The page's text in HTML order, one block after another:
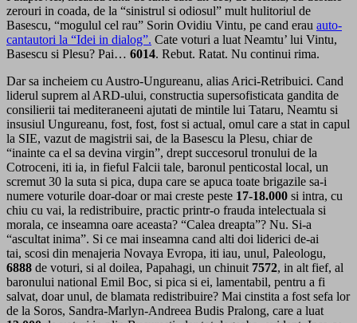
zerouri in coada, de la “sinistrul si odiosul” mult hulitoriul de
Basescu, “mogulul cel rau” Sorin Ovidiu Vintu, pe cand erau auto-
cantautori la “Idei in dialog”. Cate voturi a luat Neamtu’ lui Vintu,
Basescu si Plesu? Pai… 6014. Rebut. Ratat. Nu continui rima.
Dar sa incheiem cu Austro-Ungureanu, alias Arici-Retribuici. Cand
liderul suprem al ARD-ului, constructia supersofisticata gandita de
consilierii tai mediteraneeni ajutati de mintile lui Tataru, Neamtu si
insusiul Ungureanu, fost, fost, fost si actual, omul care a stat in capul
la SIE, vazut de magistrii sai, de la Basescu la Plesu, chiar de
“inainte ca el sa devina virgin”, drept succesorul tronului de la
Cotroceni, iti ia, in fieful Falcii tale, baronul penticostal local, un
scremut 30 la suta si pica, dupa care se apuca toate brigazile sa-i
numere voturile doar-doar or mai creste peste 17-18.000 si intra, cu
chiu cu vai, la redistribuire, practic printr-o frauda intelectuala si
morala, ce inseamna oare aceasta? “Calea dreapta”? Nu. Si-a
“ascultat inima”. Si ce mai inseamna cand alti doi liderici de-ai
tai, scosi din menajeria Novaya Evropa, iti iau, unul, Paleologu,
6888 de voturi, si al doilea, Papahagi, un chinuit 7572, in alt fief, al
baronului national Emil Boc, si pica si ei, lamentabil, pentru a fi
salvat, doar unul, de blamata redistribuire? Mai cinstita a fost sefa lor
de la Soros, Sandra-Marlyn-Andreea Budis Pralong, care a luat